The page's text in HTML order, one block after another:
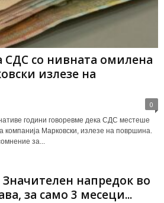
СДС со нивната омилена
излезе на
0
години говоревме дека СДС местеше
Марковски, излезе на површина.
за...
напредок во
за само 3 месеци...